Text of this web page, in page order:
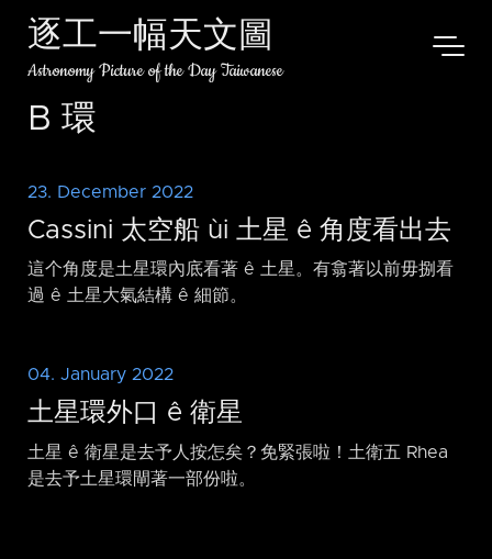
逐工一幅天文圖
Astronomy Picture of the Day Taiwanese
B 環
23. December 2022
Cassini 太空船 ùi 土星 ê 角度看出去
這个角度是土星環內底看著 ê 土星。有翕著以前毋捌看
過 ê 土星大氣結構 ê 細節。
04. January 2022
土星環外口 ê 衛星
土星 ê 衛星是去予人按怎矣？免緊張啦！土衛五 Rhea
是去予土星環閘著一部份啦。